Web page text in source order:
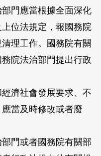
門應當根據全面深化
位法規定，報國務院
理工作。國務院有關
院法治部門提出行政
濟社會發展要求、不
當及時修改或者廢
門或者國務院有關部